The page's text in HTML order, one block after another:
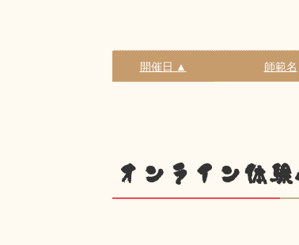
開催日 ▲ 師範名
オンライン体